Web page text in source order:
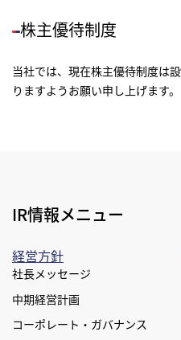
オンラインストア
採用情報
株主優待制度
当社では、現在株主優待制度は
りますようお願い申し上げます。
IR情報メニュー
経営方針
社長メッセージ
中期経営計画
コーポレート・ガバナンス